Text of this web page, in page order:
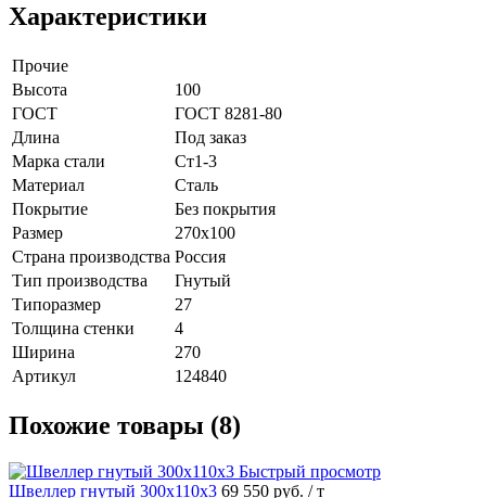
Характеристики
Прочие
Высота
100
ГОСТ
ГОСТ 8281-80
Длина
Под заказ
Марка стали
Ст1-3
Материал
Сталь
Покрытие
Без покрытия
Размер
270х100
Страна производства Россия
Тип производства
Гнутый
Типоразмер
27
Толщина стенки
4
Ширина
270
Артикул
124840
Похожие товары (8)
Быстрый просмотр
Швеллер гнутый 300х110х3 69 550 руб. / т